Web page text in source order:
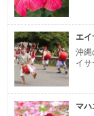
エ
沖縄
イサ
マ